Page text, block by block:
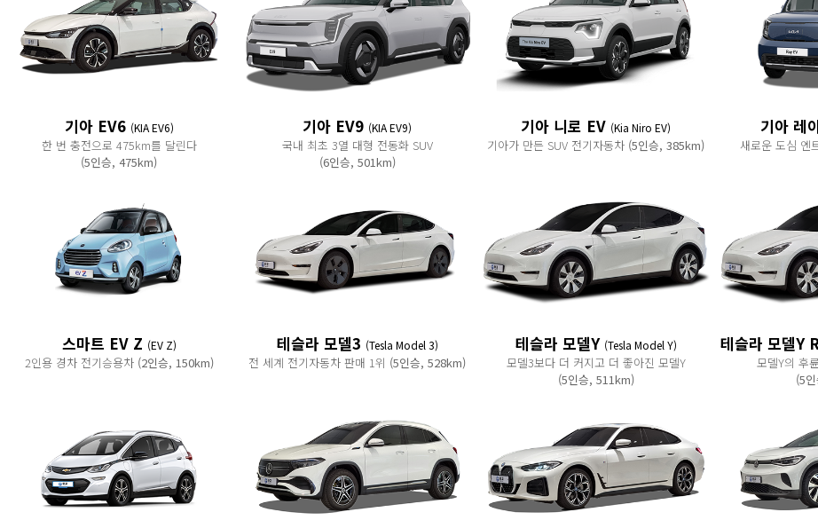
기아 EV6 (KIA EV6)
한 번 충전으로 475km를 달린다
(5인승, 475km)
기아 EV9 (KIA EV9)
국내 최초 3열 대형 전동화 SUV
(6인승, 501km)
기아 니로 EV (Kia Niro EV)
기아가 만든 SUV 전기자동차 (5인승, 385km)
기아 레
새로운 도심 엔
스마트 EV Z (EV Z)
2인용 경차 전기승용차 (2인승, 150km)
테슬라 모델3 (Tesla Model 3)
전 세계 전기자동차 판매 1위 (5인승, 528km)
테슬라 모델Y (Tesla Model Y)
모델3보다 더 커지고 더 좋아진 모델Y
(5인승, 511km)
테슬라 모델Y
모델Y의 후
(5